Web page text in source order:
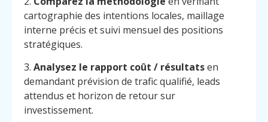
cartographie des intentions locales, maillage
interne précis et suivi mensuel des positions
stratégiques.
3. Analysez le rapport coût / résultatsen
demandant prévision de trafic qualifié, leads
attendus et horizon de retour sur
investissement.